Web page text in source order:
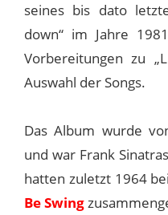
seines bis dato
down“ im Jahre
Vorbereitungen zu
Auswahl der Songs.
Das Album wurde
und war Frank
hatten zuletzt 1964
Be Swing